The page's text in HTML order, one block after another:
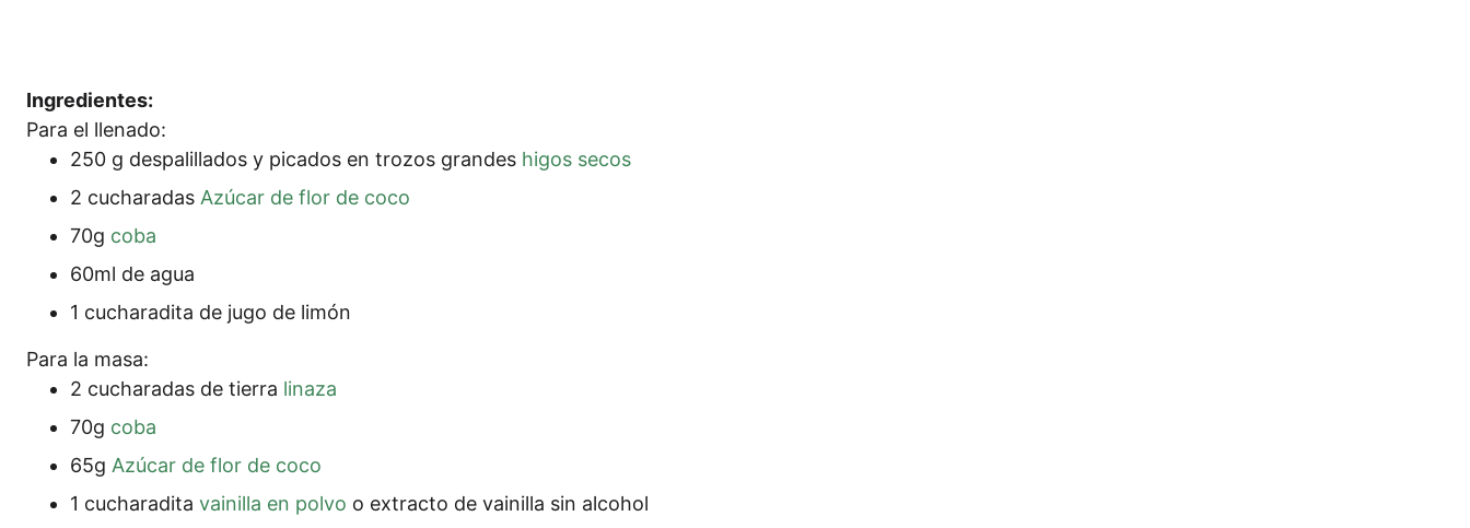
Ingre­di­en­tes:
Para el llenado:
250 g despa­lil­la­dos y pica­dos en tro­zos gran­des higos secos
2 cucha­ra­das Azú­car de flor de coco
70g coba
60ml de agua
1 cucha­ra­di­ta de jugo de limón
Para la masa:
2 cucha­ra­das de tier­ra lina­za
70g coba
65g Azú­car de flor de coco
1 cucha­ra­di­ta vai­nil­la en pol­vo o extra­c­to de vai­nil­la sin alcohol